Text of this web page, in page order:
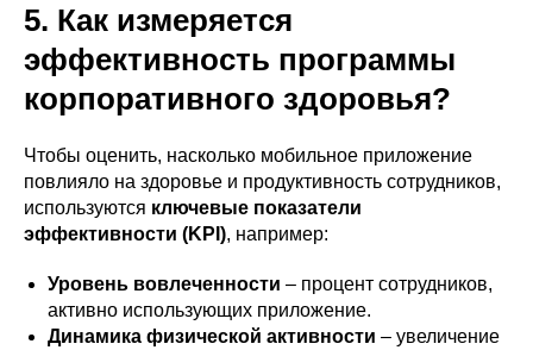
5. Как измеряется
эффективность программы
корпоративного здоровья?
Чтобы оценить, насколько мобильное приложение
повлияло на здоровье и продуктивность сотрудников,
используются ключевые показатели
эффективности (KPI), например:
Уровень вовлеченности – процент сотрудников,
активно использующих приложение.
Динамика физической активности – увеличение